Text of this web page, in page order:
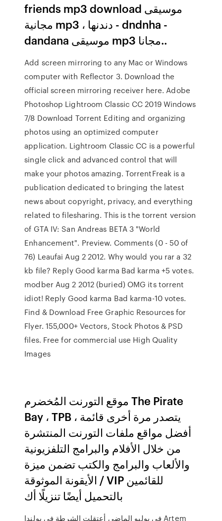
friends mp3 download موسيقى
مجانية mp3 ، دندنها - dndnha -
dandana موسيقى mp3 مجانا..
Add screen mirroring to any Mac or Windows
computer with Reflector 3. Download the
official screen mirroring receiver here. Adobe
Photoshop Lightroom Classic CC 2019 Windows
7/8 Download Torrent Editing and organizing
photos using an optimized computer
application. Lightroom Classic CC is a powerful
single click and advanced control that will
make your photos amazing. TorrentFreak is a
publication dedicated to bringing the latest
news about copyright, privacy, and everything
related to filesharing. This is the torrent version
of GTA IV: San Andreas BETA 3 "World
Enhancement". Preview. Comments (0 - 50 of
76) Leaufai Aug 2 2012. Why would you rar a 32
kb file? Reply Good karma Bad karma +5 votes.
modber Aug 2 2012 (buried) OMG its torrent
idiot! Reply Good karma Bad karma-10 votes.
Find & Download Free Graphic Resources for
Flyer. 155,000+ Vectors, Stock Photos & PSD
files. Free for commercial use High Quality
Images
موقع التورنت المُخضرم The Pirate
Bay ، TPB ، يتصدر مرة أخرى قائمة
أفضل مواقع ملفات التورنت المنتشرة
من خلال الأفلام والبرامج التلفزيونية
والألعاب والبرامج والكتب تضمن ميزة
الأيقونة الموثوقة / VIP للقائمين
بالتحميل أيضًا تنزيلًا أك
في يوليو الماضي أعتقلت الشرطة في بولندا Artem